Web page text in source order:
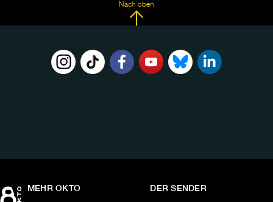
Nach oben
MEHR OKTO DER SENDER